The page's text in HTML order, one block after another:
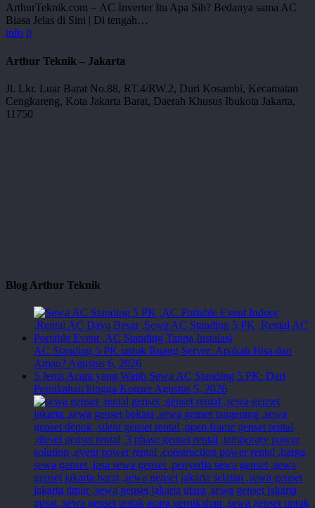
AC
Biasa
Jelas
Sini
ArthurTeknik.com – AC Inverter Itu Apa Sih? Bedanya sama AC
Biasa Jelas di Sini | Di tengah…
info 0
Arthur Teknik – Jakarta
Jl. Lkr. Luar Barat No.88, RT.4/RW.2, Duri Kosambi, Kecamatan
Cengkareng, Kota Jakarta Barat, Daerah Khusus Ibukota Jakarta,
11750
Blog Arthur Teknik
AC Standing 5 PK untuk Ruang Server: Apakah Bisa dan
Aman? Agustus 6, 2026
5 Jenis Acara yang Wajib Sewa AC Standing 5 PK: Dari
Pernikahan hingga Konser Agustus 5, 2026